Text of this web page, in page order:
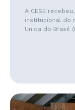
A CESE
institucional do
Unida do Brasil